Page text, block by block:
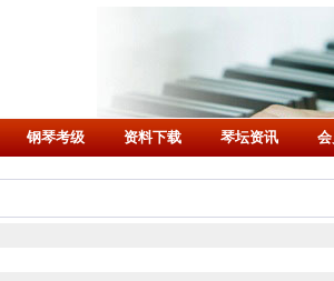
钢琴考级 资料下载 琴坛资讯